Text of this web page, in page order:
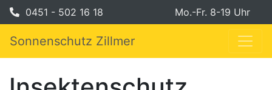
0451 - 502 16 18 Mo.-Fr. 8-19 Uhr
Sonnenschutz Zillmer